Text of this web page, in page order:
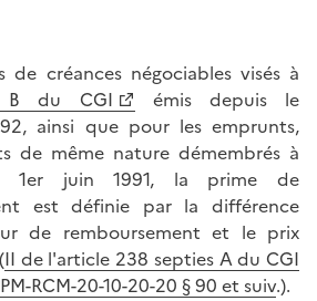
de créances négociables visés à
B du CGI
émis depuis le
ainsi que pour les emprunts,
de même nature démembrés à
1er juin 1991, la prime de
est définie par la différence
de remboursement et le prix
II de l'article 238 septies A du CGI
RCM-20-10-20-20 § 90 et suiv.).